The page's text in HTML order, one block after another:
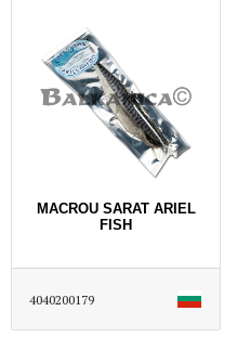
MACROU SARAT ARIEL
FISH
4040200179